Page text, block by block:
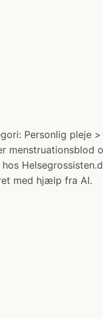
Personlig pleje
med hjælp fra AI.